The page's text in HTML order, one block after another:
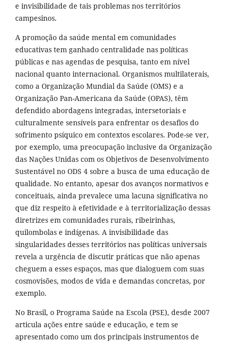
e invisibilidade de tais problemas nos territórios
campesinos.
A promoção da saúde mental em comunidades
educativas tem ganhado centralidade nas políticas
públicas e nas agendas de pesquisa, tanto em nível
nacional quanto internacional. Organismos multilaterais,
como a Organização Mundial da Saúde (OMS) e a
Organização Pan-Americana da Saúde (OPAS), têm
defendido abordagens integradas, intersetoriais e
culturalmente sensíveis para enfrentar os desafios do
sofrimento psíquico em contextos escolares. Pode-se ver,
por exemplo, uma preocupação inclusive da Organização
das Nações Unidas com os Objetivos de Desenvolvimento
Sustentável no ODS 4 sobre a busca de uma educação de
qualidade. No entanto, apesar dos avanços normativos e
conceituais, ainda prevalece uma lacuna significativa no
que diz respeito à efetividade e à territorialização dessas
diretrizes em comunidades rurais, ribeirinhas,
quilombolas e indígenas. A invisibilidade das
singularidades desses territórios nas políticas universais
revela a urgência de discutir práticas que não apenas
cheguem a esses espaços, mas que dialoguem com suas
cosmovisões, modos de vida e demandas concretas, por
exemplo.
No Brasil, o Programa Saúde na Escola (PSE), desde 2007
articula ações entre saúde e educação, e tem se
apresentado como um dos principais instrumentos de